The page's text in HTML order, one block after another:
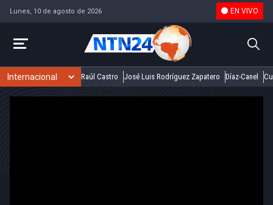
Lunes, 10 de agosto de 2026 EN VIVO
Raúl Castro José Luis Rodríguez Zapatero Díaz-Canel